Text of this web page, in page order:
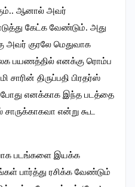
ஆனால் அவர்
கேட்க வேண்டும். அது
குரலே மெதுவாக
பயணத்தில் எனக்கு ரொம்ப
சாரின் திருப்பதி பிரதர்ஸ்
எனக்காக இந்த படத்தை
என்று கூட
படங்களை இயக்க
பார்த்து ரசிக்க வேண்டும்